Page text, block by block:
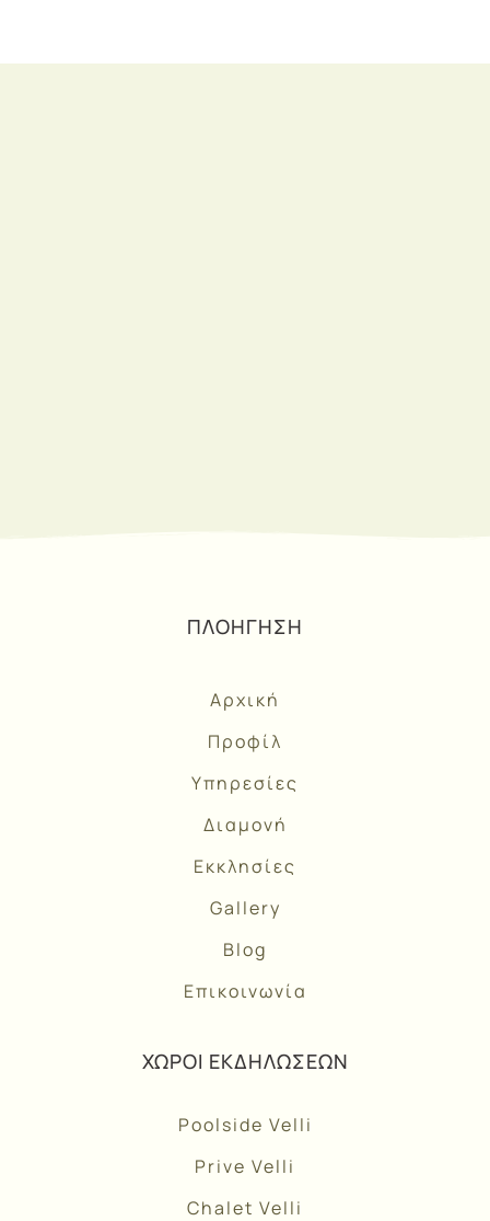
ΠΛΟΗΓΗΣΗ
Αρχική
Προφίλ
Υπηρεσίες
Διαμονή
Εκκλησίες
Gallery
Blog
Επικοινωνία
ΧΩΡΟΙ ΕΚΔΗΛΩΣΕΩΝ
Poolside Velli
Prive Velli
Chalet Velli